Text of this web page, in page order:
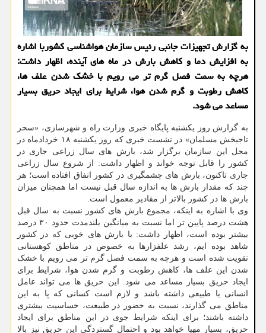
به گزارش تجهیزات جانبی رئیس سازمان هواشناسی كشوربا اشاره
به افزایش دما و كاهش بارش در ماه های آینده، اظهار داشت:
هرچه به سمت فصل گرم تر می رویم با خشك شدن علف ها،
كاهش رطوبت و گرم شدن هوا، شرایط برای ایجاد حریق بسیار
مساعد می شود.
به گزارش روز یکشنبه پایگاه خبری وزارت راه و شهرسازی، «سحر
تاجبخش مسلمان» در نشست خبری که روز یکشنبه ۱۸ خردادماه در
محل این سازمان برگزار شد، بارش های سال زراعی جاری در
کشور را قابل توجه خواند و اظهار داشت: از شروع سال زراعی
جاری تاکنون، بارش های چشمگیری در کشور اتفاق افتاده است؛ هر
چند که مقدار بارش ها به اندازه سال قبل نیست اما همچنان میزان
بارش ها در کشور بالاتر از مقادیر معمول است.
وی با اشاره به اینکه، مجموع بارش های کشور نسبت به سال قبل
هشت درصد پایین تر اما نسبت به میانگین بلندمدت حدود ۳۰ درصد
بیشتر بوده است، اظهار داشت: با بارش های خوبی که در کشور
شاهد بوده ایم، رشد علفزارها به خصوص در مناطق کوهستانی
تقویت شده است و هرچه به سمت فصل گرم تر می رویم با خشک
شدن این علف ها، کاهش رطوبت و گرم شدن هوا، شرایط برای
ایجاد حریق بسیار مساعد می شود. این حریق ها می تواند عامل
انسانی یا طبیعی داشته باشد و لازم است کسانی که پا به این
مناطق می گذارند، نسبت به حضور در طبیعت، حساسیت بیشتری
داشته باشند؛ برای اینکه شرایط جوی در این مناطق برای ایجاد
حریق، بسیار مهیا خواهد بود و احتمال گستردگی این حریق نیز بالا